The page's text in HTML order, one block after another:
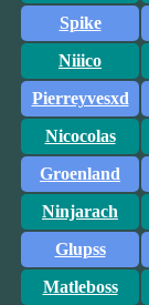
Spike
Niiico
Pierreyvesxd
Nicocolas
Groenland
Ninjarach
Glupss
Matleboss